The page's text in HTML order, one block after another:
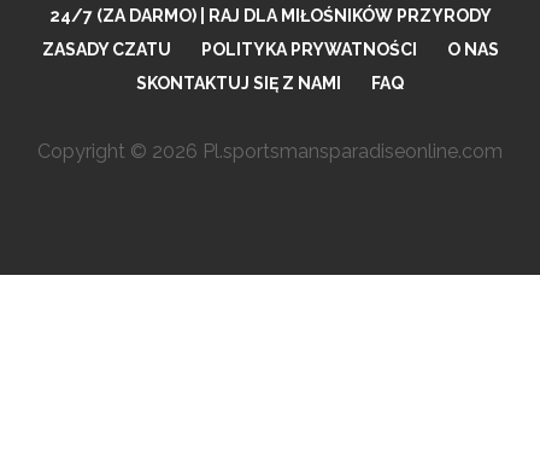
24/7 (ZA DARMO) | RAJ DLA MIŁOŚNIKÓW PRZYRODY
ZASADY CZATU
POLITYKA PRYWATNOŚCI
O NAS
SKONTAKTUJ SIĘ Z NAMI
FAQ
Copyright © 2026 Pl.sportsmansparadiseonline.com